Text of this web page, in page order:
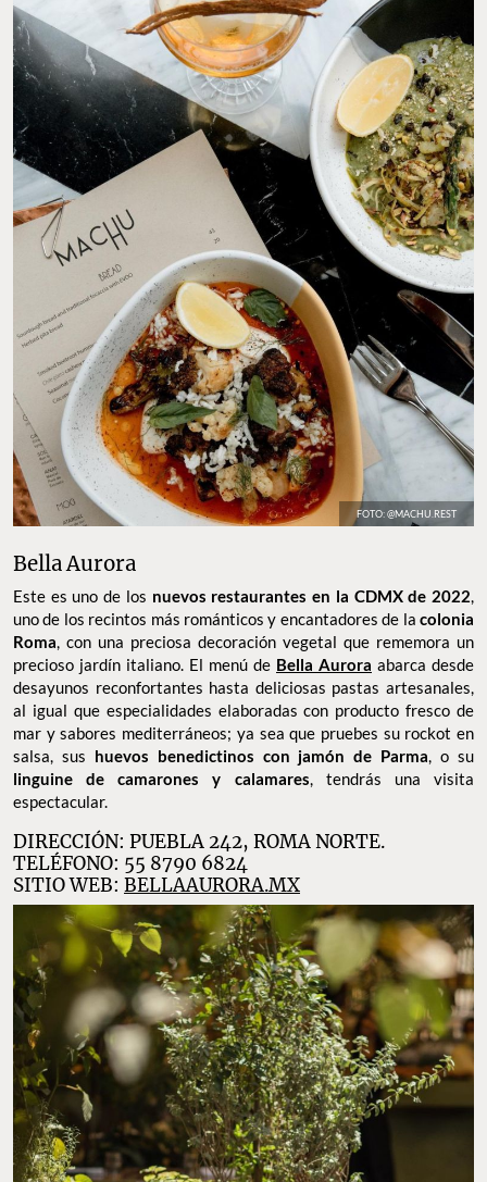
FOTO: @MACHU.REST
Bella Aurora
Este es uno de los nuevos restaurantes en la CDMX de 2022
uno de los recintos más románticos y encantadores de la colonia
Roma , con una preciosa decoración vegetal que rememora un
precioso jardín italiano. El menú de Bella Aurora abarca desde
desayunos reconfortantes hasta deliciosas pastas artesanales,
al igual que especialidades elaboradas con producto fresco de
mar y sabores mediterráneos; ya sea que pruebes su rockot en
salsa, sus huevos benedictinos con jamón de Parma , o su
linguine de camarones y calamares , tendrás una visita
espectacular.
DIRECCIÓN: PUEBLA 242, ROMA NORTE.
TELÉFONO: 55 8790 6824
SITIO WEB: BELLAAURORA.MX